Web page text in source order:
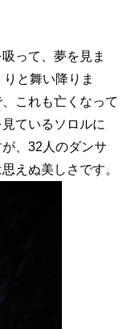
って、夢を見ま
と舞い降りま
これも亡くなって
ているソロルに
、32人のダンサ
えぬ美しさです。